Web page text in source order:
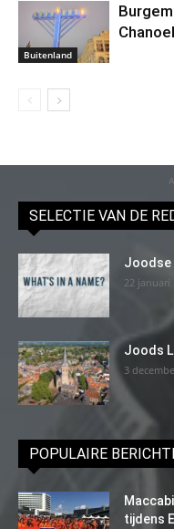
Buitenland
SELECTIE VAN DE
Joodse
22 januari
Joods
3
POPULAIRE
tijdens